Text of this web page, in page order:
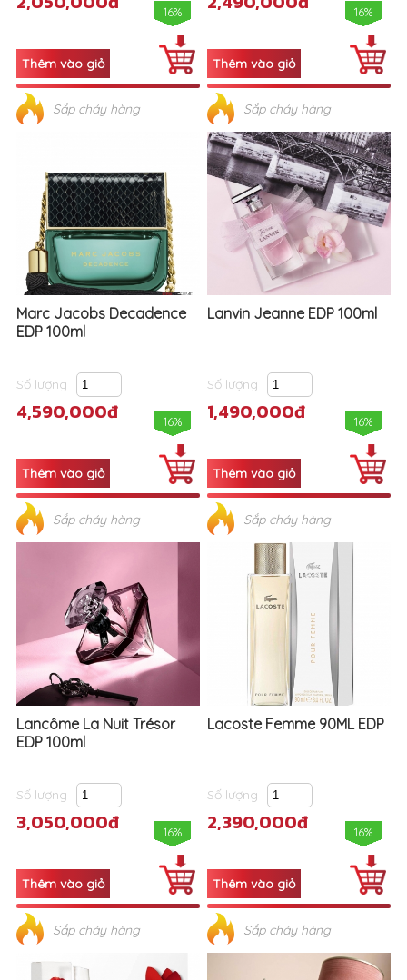
16%
Sắp cháy hàng
16%
Sắp cháy hàng
Marc Jacobs Decadence
EDP 100ml
Số lượng
4,590,000đ 16%
Sắp cháy hàng
Lanvin Jeanne EDP 100ml
Số lượng
1,490,000đ 16%
Sắp cháy hàng
Lancôme La Nuit Trésor
EDP 100ml
Số lượng
3,050,000đ 16%
Sắp cháy hàng
Lacoste Femme 90ML EDP
Số lượng
2,390,000đ 16%
Sắp cháy hàng